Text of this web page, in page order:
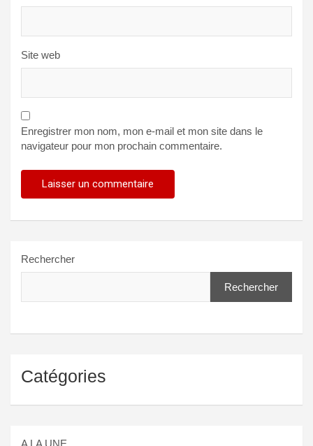
Site web
Enregistrer mon nom, mon e-mail et mon site dans le
navigateur pour mon prochain commentaire.
Rechercher
Rechercher
Catégories